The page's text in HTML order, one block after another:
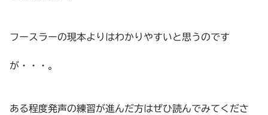
フースラーの現本よりはわかりやすいと思うのです
が・・・。
ある程度発声の練習が進んだ方はぜひ読んでみてくださ